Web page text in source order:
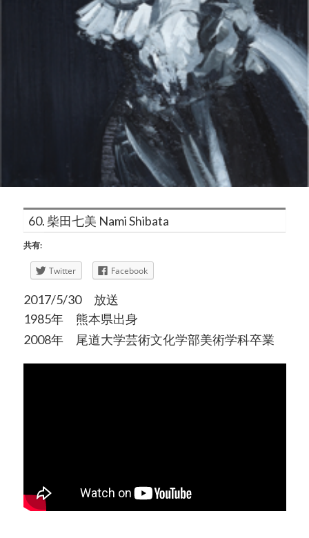
60. 柴田七美 Nami Shibata
共有:
Twitter Facebook
2017/5/30 放送
1985年 熊本県出身
2008年 尾道大学芸術文化学部美術学科卒業